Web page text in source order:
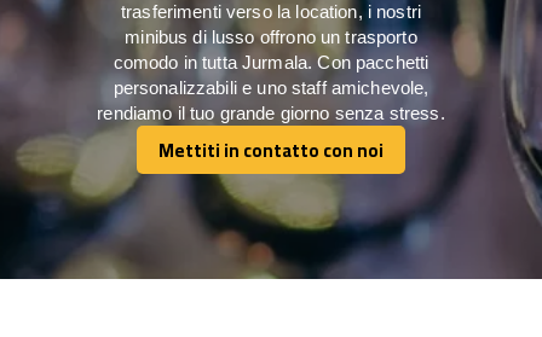
trasferimenti verso la location, i nostri
minibus di lusso offrono un trasporto
comodo in tutta Jurmala. Con pacchetti
personalizzabili e uno staff amichevole,
rendiamo il tuo grande giorno senza stress.
Mettiti in contatto con noi
Mettiti in contatto con noi